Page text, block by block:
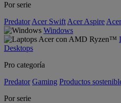
Por serie
Predator Acer Swift Acer Aspire
Windows
Desktops
Pro categoría
Predator Gaming Productos
Por serie